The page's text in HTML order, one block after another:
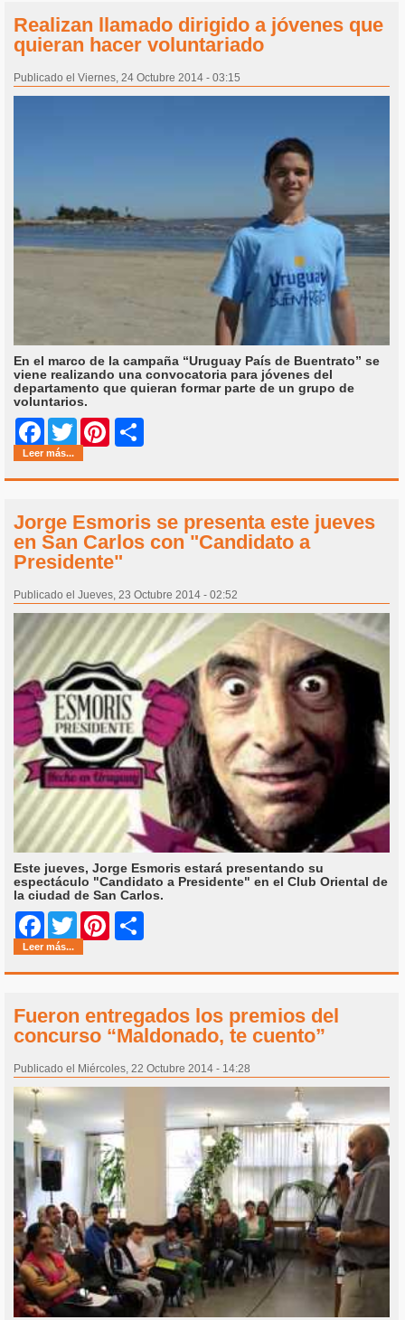
Realizan llamado dirigido a jóvenes que
quieran hacer voluntariado
Publicado el Viernes, 24 Octubre 2014 - 03:15
En el marco de la campaña “Uruguay País de Buentrato” se
viene realizando una convocatoria para jóvenes del
departamento que quieran formar parte de un grupo de
voluntarios.
Facebook
Twitter Pinterest
Leer más...
Jorge Esmoris se presenta este jueves
en San Carlos con "Candidato a
Presidente"
Publicado el Jueves, 23 Octubre 2014 - 02:52
Este jueves, Jorge Esmoris estará presentando su
espectáculo "Candidato a Presidente" en el Club Oriental de
la ciudad de San Carlos.
Facebook
Twitter Pinterest
Leer más...
Fueron entregados los premios del
concurso “Maldonado, te cuento”
Publicado el Miércoles, 22 Octubre 2014 - 14:28